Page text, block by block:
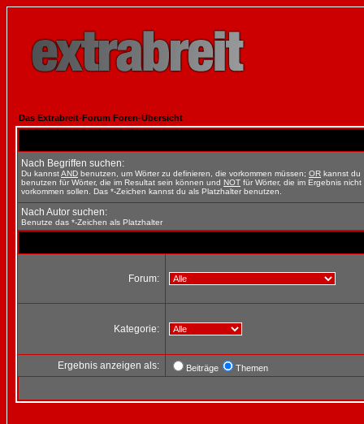
Das Extrabreit-Forum Foren-Übersicht
Nach Begriffen suchen:
Du kannstAND benutzen, um Wörter zu definieren, die vorkommen müssen; OR kannst du
benutzen für Wörter, die im Resultat sein können und NOT für Wörter, die im Ergebnis nicht
vorkommen sollen. Das *-Zeichen kannst du als Platzhalter benutzen.
Nach Autor suchen:
Benutze das *-Zeichen als Platzhalter
Forum:
Kategorie:
Ergebnis anzeigen als: Beiträge Themen